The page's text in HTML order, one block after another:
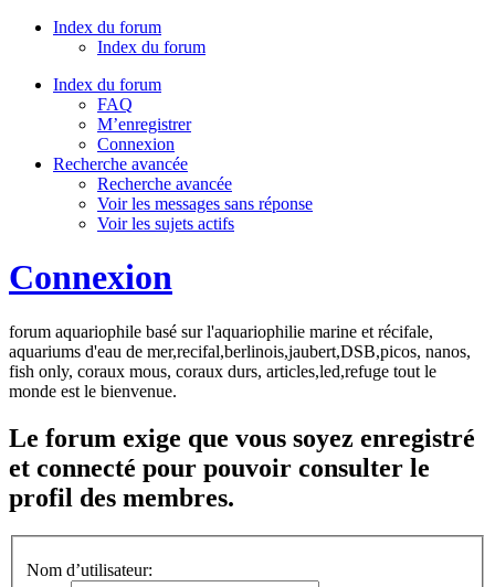
Index du forum
Index du forum
Index du forum
FAQ
M’enregistrer
Connexion
Recherche avancée
Recherche avancée
Voir les messages sans réponse
Voir les sujets actifs
Connexion
forum aquariophile basé sur l'aquariophilie marine et récifale,
aquariums d'eau de mer,recifal,berlinois,jaubert,DSB,picos, nanos,
fish only, coraux mous, coraux durs, articles,led,refuge tout le
monde est le bienvenue.
Le forum exige que vous soyez enregistré
et connecté pour pouvoir consulter le
profil des membres.
Nom d’utilisateur: